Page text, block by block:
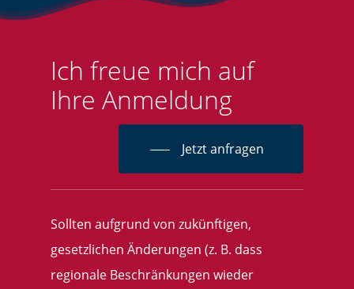
Ich freue mich auf
Ihre Anmeldung
Jetzt anfragen
Sollten aufgrund von zukünftigen,
gesetzlichen Änderungen (z. B. dass
regionale Beschränkungen wieder